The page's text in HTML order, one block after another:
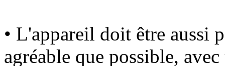
• L'appareil doit être aussi
agréable que possible,